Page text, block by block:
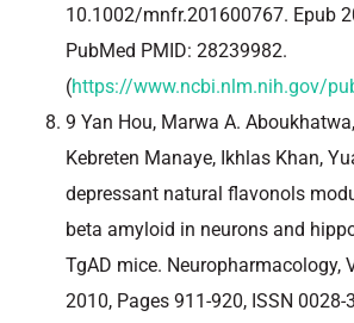
10.1002/mnfr.201600767. Epub
PubMed PMID: 28239982.
(https://www.ncbi.nlm.nih.gov/
9 Yan Hou, Marwa A.
Kebreten Manaye, Ikhlas Khan,
depressant natural flavonols
beta amyloid in neurons and
TgAD mice. Neuropharmacology,
2010, Pages 911-920, ISSN 0028-